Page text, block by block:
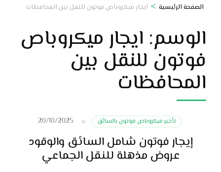
الصفحة الرئيسية > ايجار ميكروباص فوتون للنقل بين المحافظات
الوسم: ايجار ميكروباص
فوتون للنقل بين
المحافظات
تأجير ميكروباص فوتون بالسائق 20/10/2025
إيجار فوتون شامل السائق والوقود
عروض مذهلة للنقل الجماعي